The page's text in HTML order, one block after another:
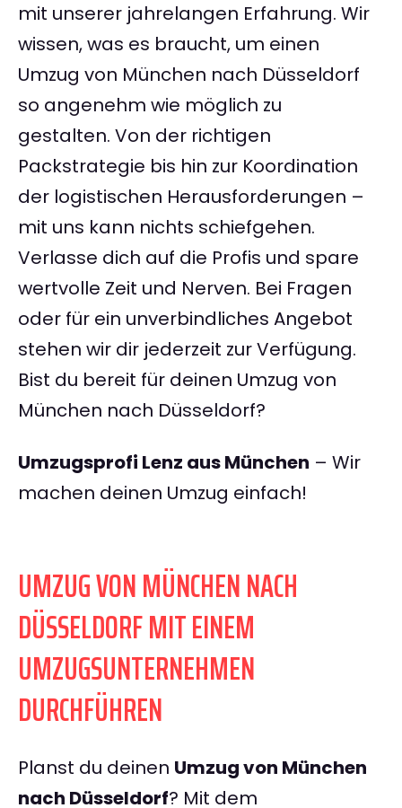
mit unserer jahrelangen Erfahrung. Wir
wissen, was es braucht, um einen
Umzug von München nach Düsseldorf
so angenehm wie möglich zu
gestalten. Von der richtigen
Packstrategie bis hin zur Koordination
der logistischen Herausforderungen –
mit uns kann nichts schiefgehen.
Verlasse dich auf die Profis und spare
wertvolle Zeit und Nerven. Bei Fragen
oder für ein unverbindliches Angebot
stehen wir dir jederzeit zur Verfügung.
Bist du bereit für deinen Umzug von
München nach Düsseldorf?
Umzugsprofi Lenz aus München – Wir
machen deinen Umzug einfach!
UMZUG VON MÜNCHEN NACH
DÜSSELDORF MIT EINEM
UMZUGSUNTERNEHMEN
DURCHFÜHREN
Planst du deinen Umzug von München
nach Düsseldorf? Mit dem